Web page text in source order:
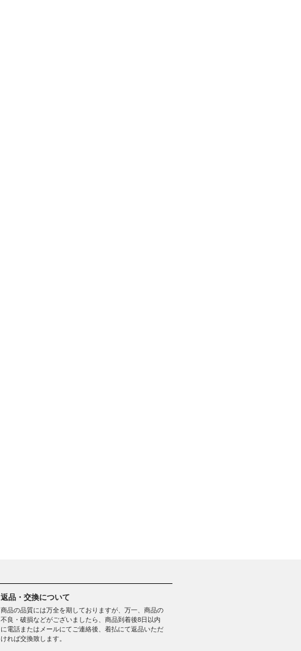
返品・交換について
商品の品質には万全を期しておりますが、万一、商品の
不良・破損などがございましたら、商品到着後8日以内
に電話またはメールにてご連絡後、着払にて返品いただ
ければ交換致します。